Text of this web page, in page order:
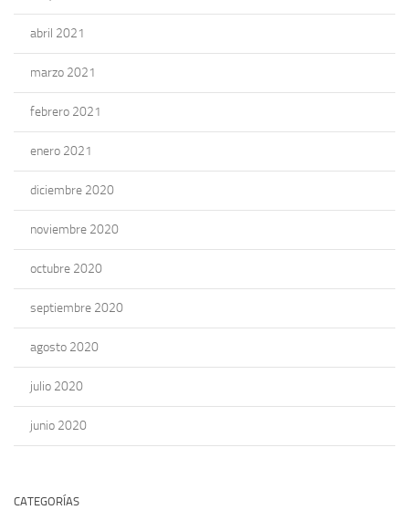
abril 2021
marzo 2021
febrero 2021
enero 2021
diciembre 2020
noviembre 2020
octubre 2020
septiembre 2020
agosto 2020
julio 2020
junio 2020
CATEGORÍAS